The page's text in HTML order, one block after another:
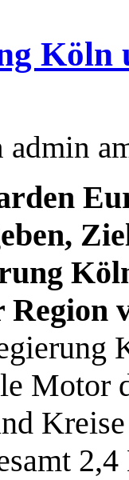
admin
Region
Motor